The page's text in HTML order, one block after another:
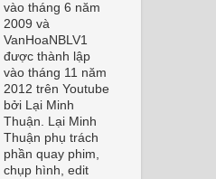
vào tháng 6 năm
2009 và
VanHoaNBLV1
được thành lập
vào tháng 11 năm
2012 trên Youtube
bởi Lại Minh
Thuận. Lại Minh
Thuận phụ trách
phần quay phim,
chụp hình, edit